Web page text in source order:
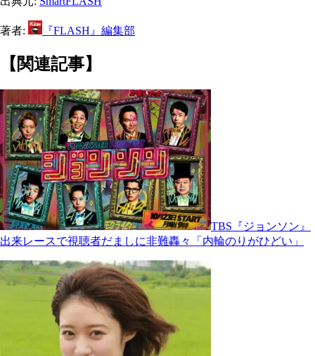
著者: 『FLASH』編集部
【関連記事】
TBS『ジョンソン』
出来レースで視聴者だましに非難轟々「内輪のりがひどい」